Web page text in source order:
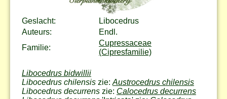
Geslacht:
Libocedrus
Auteurs:
Endl.
Familie:
Cupressaceae
(Cipresfamilie)
Libocedrus bidwillii
Libocedrus chilensis zie: Austrocedrus chilensis
Libocedrus decurrens zie: Calocedrus decurrens